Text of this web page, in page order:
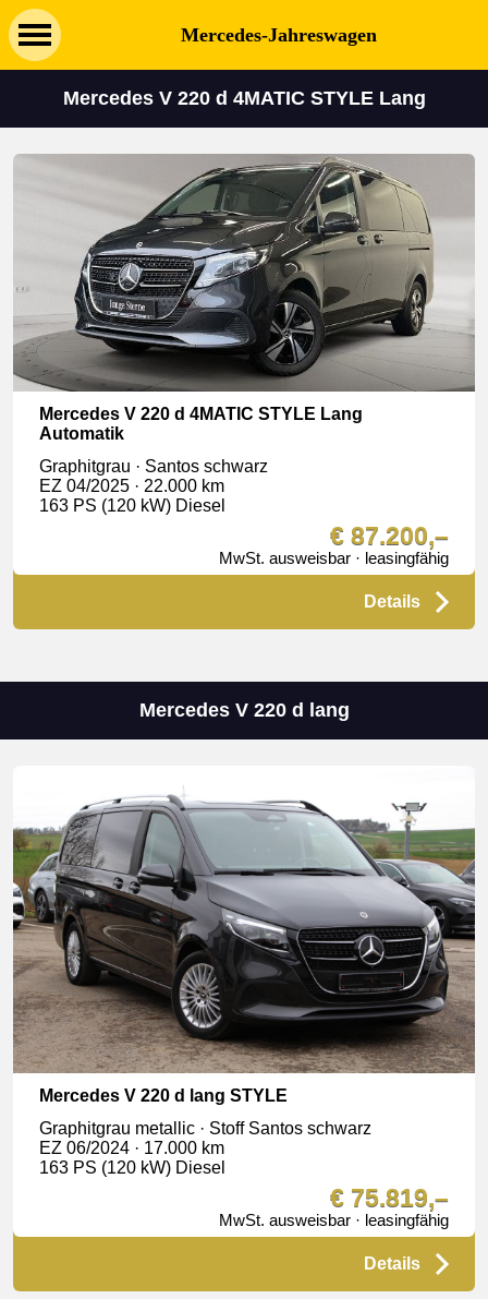
Mercedes-Jahreswagen
Mercedes V 220 d 4MATIC STYLE Lang
Mercedes V 220 d 4MATIC STYLE Lang
Automatik
Graphitgrau · Santos schwarz
EZ 04/2025 · 22.000 km
163 PS (120 kW) Diesel
€ 87.200,–
MwSt. ausweisbar · leasingfähig
Details
Mercedes V 220 d lang
Mercedes V 220 d lang STYLE
Graphitgrau metallic · Stoff Santos schwarz
EZ 06/2024 · 17.000 km
163 PS (120 kW) Diesel
€ 75.819,–
MwSt. ausweisbar · leasingfähig
Details